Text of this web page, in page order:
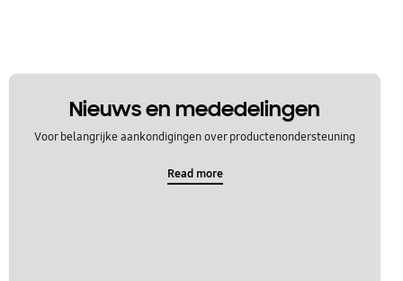
Nieuws en mededelingen
Voor belangrijke aankondigingen over productenondersteuning
Read more